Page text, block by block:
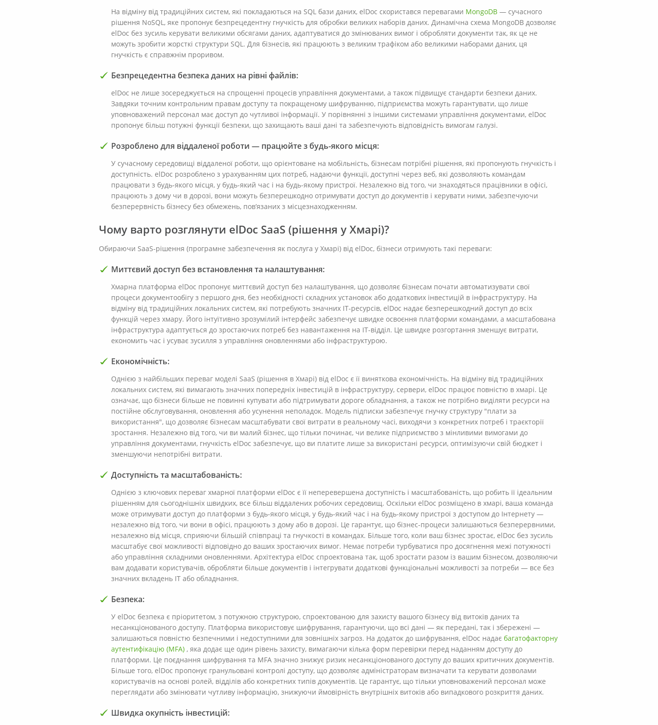
На відміну від традиційних систем, які покладаються на SQL бази даних, elDoc скористався перевагами MongoDB — сучасного
рішення NoSQL, яке пропонує безпрецедентну гнучкість для обробки великих наборів даних. Динамічна схема MongoDB дозволяє
elDoc без зусиль керувати великими обсягами даних, адаптуватися до змінюваних вимог і обробляти документи так, як це не
можуть зробити жорсткі структури SQL. Для бізнесів, які працюють з великим трафіком або великими наборами даних, ця
гнучкість є справжнім проривом.
Безпрецедентна безпека даних на рівні файлів:
elDoc не лише зосереджується на спрощенні процесів управління документами, а також підвищує стандарти безпеки даних.
Завдяки точним контрольним правам доступу та покращеному шифруванню, підприємства можуть гарантувати, що лише
уповноважений персонал має доступ до чутливої інформації. У порівнянні з іншими системами управління документами, elDoc
пропонує більш потужні функції безпеки, що захищають ваші дані та забезпечують відповідність вимогам галузі.
Розроблено для віддаленої роботи — працюйте з будь-якого місця:
У сучасному середовищі віддаленої роботи, що орієнтоване на мобільність, бізнесам потрібні рішення, які пропонують гнучкість і
доступність. elDoc розроблено з урахуванням цих потреб, надаючи функції, доступні через веб, які дозволяють командам
працювати з будь-якого місця, у будь-який час і на будь-якому пристрої. Незалежно від того, чи знаходяться працівники в офісі,
працюють з дому чи в дорозі, вони можуть безперешкодно отримувати доступ до документів і керувати ними, забезпечуючи
безперервність бізнесу без обмежень, пов’язаних з місцезнаходженням.
Чому варто розглянути elDoc SaaS (рішення у Хмарі)?
Обираючи SaaS-рішення (програмне забезпечення як послуга у Хмарі) від elDoc, бізнеси отримують такі переваги:
Миттєвий доступ без встановлення та налаштування:
Хмарна платформа elDoc пропонує миттєвий доступ без налаштування, що дозволяє бізнесам почати автоматизувати свої
процеси документообігу з першого дня, без необхідності складних установок або додаткових інвестицій в інфраструктуру. На
відміну від традиційних локальних систем, які потребують значних IT-ресурсів, elDoc надає безперешкодний доступ до всіх
функцій через хмару. Його інтуїтивно зрозумілий інтерфейс забезпечує швидке освоєння платформи командами, а масштабована
інфраструктура адаптується до зростаючих потреб без навантаження на IT-відділ. Це швидке розгортання зменшує витрати,
економить час і усуває зусилля з управління оновленнями або інфраструктурою.
Економічність:
Однією з найбільших переваг моделі SaaS (рішення в Хмарі) від elDoc є її виняткова економічність. На відміну від традиційних
локальних систем, які вимагають значних попередніх інвестицій в інфраструктуру, сервери, elDoc працює повністю в хмарі. Це
означає, що бізнеси більше не повинні купувати або підтримувати дороге обладнання, а також не потрібно виділяти ресурси на
постійне обслуговування, оновлення або усунення неполадок. Модель підписки забезпечує гнучку структуру "плати за
використання", що дозволяє бізнесам масштабувати свої витрати в реальному часі, виходячи з конкретних потреб і траєкторії
зростання. Незалежно від того, чи ви малий бізнес, що тільки починає, чи велике підприємство з мінливими вимогами до
управління документами, гнучкість elDoc забезпечує, що ви платите лише за використані ресурси, оптимізуючи свій бюджет і
зменшуючи непотрібні витрати.
Доступність та масштабованість:
Однією з ключових переваг хмарної платформи elDoc є її неперевершена доступність і масштабованість, що робить її ідеальним
рішенням для сьогоднішніх швидких, все більш віддалених робочих середовищ. Оскільки elDoc розміщено в хмарі, ваша команда
може отримувати доступ до платформи з будь-якого місця, у будь-який час і на будь-якому пристрої з доступом до Інтернету —
незалежно від того, чи вони в офісі, працюють з дому або в дорозі. Це гарантує, що бізнес-процеси залишаються безперервними,
незалежно від місця, сприяючи більшій співпраці та гнучкості в командах. Більше того, коли ваш бізнес зростає, elDoc без зусиль
масштабує свої можливості відповідно до ваших зростаючих вимог. Немає потреби турбуватися про досягнення межі потужності
або управління складними оновленнями. Архітектура elDoc спроектована так, щоб зростати разом із вашим бізнесом, дозволяючи
вам додавати користувачів, обробляти більше документів і інтегрувати додаткові функціональні можливості за потреби — все без
значних вкладень IT або обладнання.
Безпека:
У elDoc безпека є пріоритетом, з потужною структурою, спроектованою для захисту вашого бізнесу від витоків даних та
несанкціонованого доступу. Платформа використовує шифрування, гарантуючи, що всі дані — як передані, так і збережені —
залишаються повністю безпечними і недоступними для зовнішніх загроз. На додаток до шифрування, elDoc надає багатофакторну
аутентифікацію (MFA) , яка додає ще один рівень захисту, вимагаючи кілька форм перевірки перед наданням доступу до
платформи. Це поєднання шифрування та MFA значно знижує ризик несанкціонованого доступу до ваших критичних документів.
Більше того, elDoc пропонує гранульовані контролі доступу, що дозволяє адміністраторам визначати та керувати дозволами
користувачів на основі ролей, відділів або конкретних типів документів. Це гарантує, що тільки уповноважений персонал може
переглядати або змінювати чутливу інформацію, знижуючи ймовірність внутрішніх витоків або випадкового розкриття даних.
Швидка окупність інвестицій: